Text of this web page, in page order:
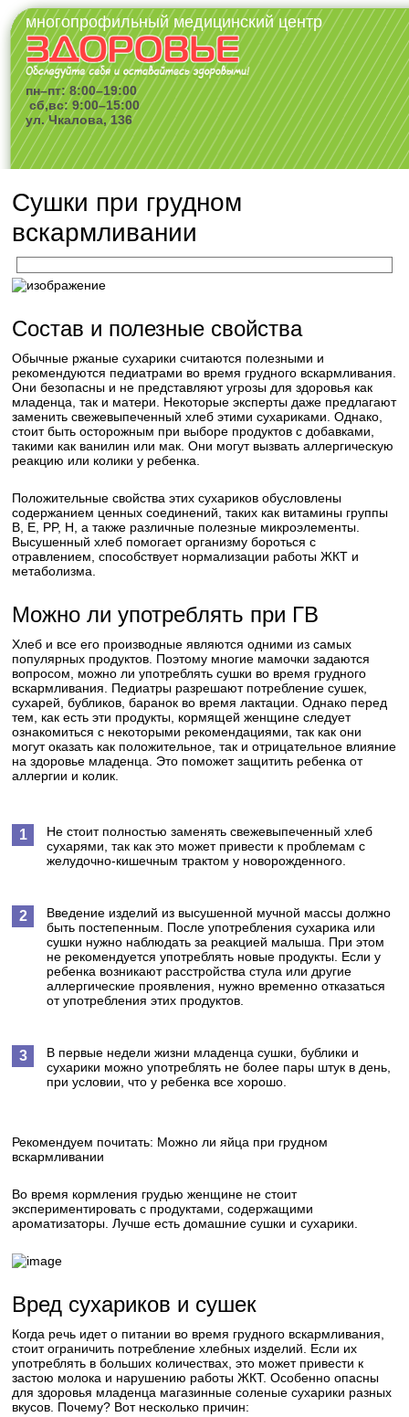
многопрофильный медицинский центр
пн–пт: 8:00–19:00
сб,вс: 9:00–15:00
ул. Чкалова, 136
Сушки при грудном
вскармливании
Состав и полезные свойства
Обычные ржаные сухарики считаются полезными и
рекомендуются педиатрами во время грудного вскармливания.
Они безопасны и не представляют угрозы для здоровья как
младенца, так и матери. Некоторые эксперты даже предлагают
заменить свежевыпеченный хлеб этими сухариками. Однако,
стоит быть осторожным при выборе продуктов с добавками,
такими как ванилин или мак. Они могут вызвать аллергическую
реакцию или колики у ребенка.
Положительные свойства этих сухариков обусловлены
содержанием ценных соединений, таких как витамины группы
B, E, PP, H, а также различные полезные микроэлементы.
Высушенный хлеб помогает организму бороться с
отравлением, способствует нормализации работы ЖКТ и
метаболизма.
Можно ли употреблять при ГВ
Хлеб и все его производные являются одними из самых
популярных продуктов. Поэтому многие мамочки задаются
вопросом, можно ли употреблять сушки во время грудного
вскармливания. Педиатры разрешают потребление сушек,
сухарей, бубликов, баранок во время лактации. Однако перед
тем, как есть эти продукты, кормящей женщине следует
ознакомиться с некоторыми рекомендациями, так как они
могут оказать как положительное, так и отрицательное влияние
на здоровье младенца. Это поможет защитить ребенка от
аллергии и колик.
Не стоит полностью заменять свежевыпеченный хлеб
сухарями, так как это может привести к проблемам с
желудочно-кишечным трактом у новорожденного.
Введение изделий из высушенной мучной массы должно
быть постепенным. После употребления сухарика или
сушки нужно наблюдать за реакцией малыша. При этом
не рекомендуется употреблять новые продукты. Если у
ребенка возникают расстройства стула или другие
аллергические проявления, нужно временно отказаться
от употребления этих продуктов.
В первые недели жизни младенца сушки, бублики и
сухарики можно употреблять не более пары штук в день,
при условии, что у ребенка все хорошо.
Рекомендуем почитать: Можно ли яйца при грудном
вскармливании
Во время кормления грудью женщине не стоит
экспериментировать с продуктами, содержащими
ароматизаторы. Лучше есть домашние сушки и сухарики.
Вред сухариков и сушек
Когда речь идет о питании во время грудного вскармливания,
стоит ограничить потребление хлебных изделий. Если их
употреблять в больших количествах, это может привести к
застою молока и нарушению работы ЖКТ. Особенно опасны
для здоровья младенца магазинные соленые сухарики разных
вкусов. Почему? Вот несколько причин: